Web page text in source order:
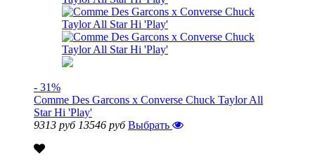
- 31%
Comme Des Garcons x Converse Chuck Taylor All
Star Hi 'Play'
9313 руб 13546 руб Выбрать